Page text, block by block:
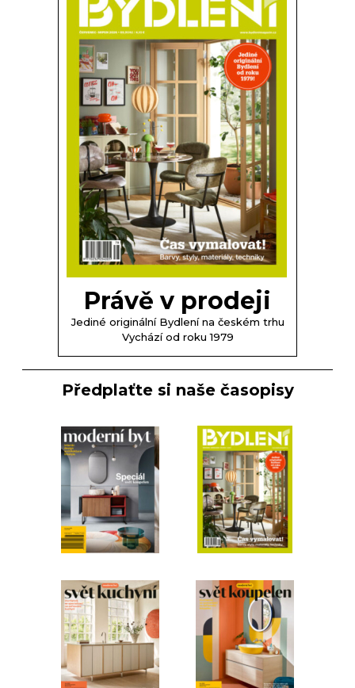
Právě v prodeji
Jediné originální Bydlení na českém trhu
Vychází od roku 1979
Předplaťte si naše časopisy